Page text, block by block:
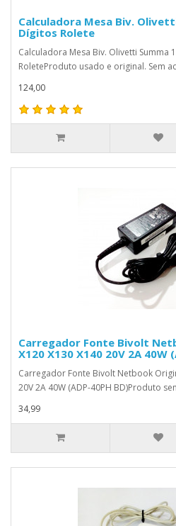
Calculadora Mesa Biv.
Dígitos Rolete
Calculadora Mesa Biv. Olivetti Summa
RoleteProduto usado e original. Sem
124,00
Carregador Fonte Bivolt
X120 X130 X140 20V 2A 40W
Carregador Fonte Bivolt Netbook
20V 2A 40W (ADP-40PH BD)Produto
34,99